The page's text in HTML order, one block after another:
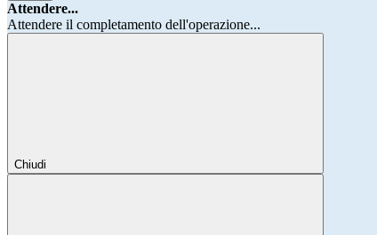
Attendere...
Attendere il completamento dell'operazione...
Chiudi